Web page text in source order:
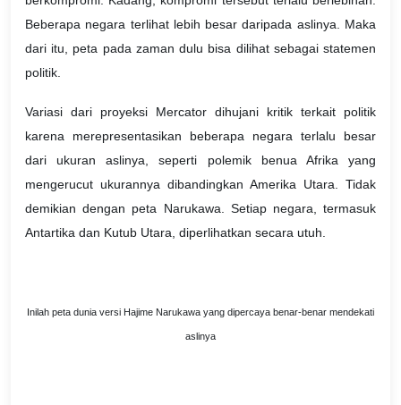
Beberapa negara terlihat lebih besar daripada aslinya. Maka
dari itu, peta pada zaman dulu bisa dilihat sebagai statemen
politik.
Variasi dari proyeksi Mercator dihujani kritik terkait politik
karena merepresentasikan beberapa negara terlalu besar
dari ukuran aslinya, seperti polemik benua Afrika yang
mengerucut ukurannya dibandingkan Amerika Utara. Tidak
demikian dengan peta Narukawa. Setiap negara, termasuk
Antartika dan Kutub Utara, diperlihatkan secara utuh.
Inilah peta dunia versi Hajime Narukawa yang dipercaya benar-benar mendekati
aslinya